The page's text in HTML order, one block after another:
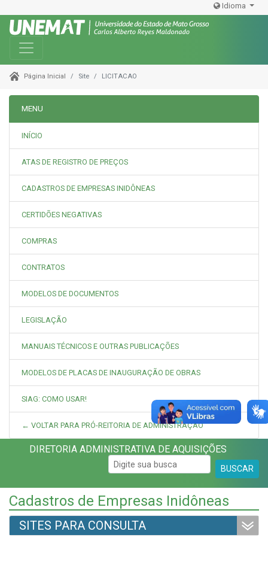
Idioma
Toggle navigation
Página Inicial Site LICITACAO
MENU
INÍCIO
ATAS DE REGISTRO DE PREÇOS
CADASTROS DE EMPRESAS INIDÔNEAS
CERTIDÕES NEGATIVAS
COMPRAS
CONTRATOS
MODELOS DE DOCUMENTOS
LEGISLAÇÃO
MANUAIS TÉCNICOS E OUTRAS PUBLICAÇÕES
MODELOS DE PLACAS DE INAUGURAÇÃO DE OBRAS
SIAG: COMO USAR!
← VOLTAR PARA PRÓ-REITORIA DE ADMINISTRAÇÃO
DIRETORIA ADMINISTRATIVA DE AQUISIÇÕES
BUSCAR
Cadastros de Empresas Inidôneas
SITES PARA CONSULTA